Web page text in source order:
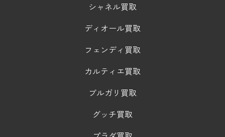
シャネル買取
ディオール買取
フェンディ買取
カルティエ買取
ブルガリ買取
グッチ買取